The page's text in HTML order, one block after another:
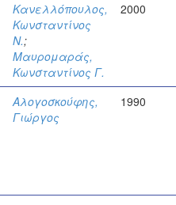
Κανελλόπουλος,
Κωνσταντίνος
Ν.;
Μαυρομαράς,
Κωνσταντίνος Γ.
2000
Αλογοσκούφης,
Γιώργος
1990